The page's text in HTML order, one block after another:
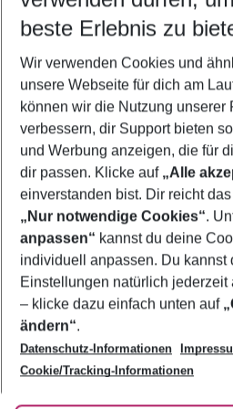
5-8 Nächte
2 Erwachsene Keine Kinder
Mehr Filter
Footer
Footer navigation
Über uns
AGB
Bestpreisgarantie
Cookie-Einstellungen ändern
Cookie-Richtlinie
Agenturbetreuung
Barrierefreies Reisen
Folge uns
beste Erlebnis zu
Wir verwenden Cookies und
unsere Webseite für dich am
können wir die Nutzung unserer
verbessern, dir Support bieten
und Werbung anzeigen, die für
dir passen. Klicke auf „Alle
einverstanden bist. Dir reicht
„Nur notwendige Cookies“.
anpassen“ kannst du deine
individuell anpassen. Du kannst
Einstellungen natürlich jederzeit
– klicke dazu einfach unten auf
ändern“.
Datenschutz-Informationen
Cookie/Tracking-Informationen